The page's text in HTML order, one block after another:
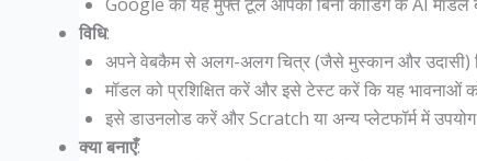
विधि:
अपने वेबकैम से अलग-अलग चित्र (जैसे मुस्कान और उदासी)
मॉडल को प्रशिक्षित करें और इसे टेस्ट करें कि यह भावनाओं
इसे डाउनलोड करें और Scratch या अन्य प्लेटफॉर्म में
क्या बनाएँ: